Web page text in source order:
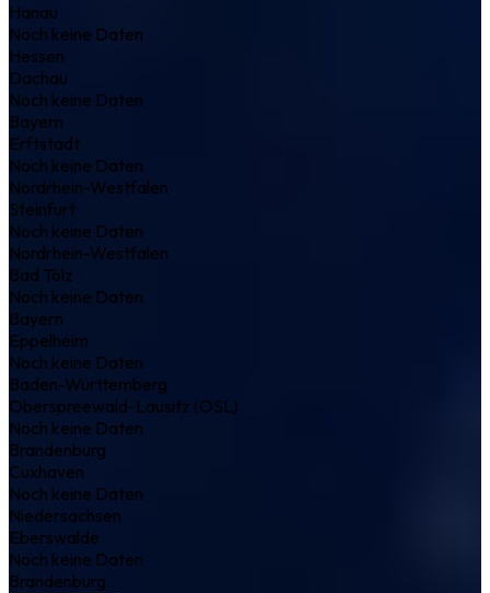
Hanau
Noch keine Daten
Hessen
Dachau
Noch keine Daten
Bayern
Erftstadt
Noch keine Daten
Nordrhein-Westfalen
Steinfurt
Noch keine Daten
Nordrhein-Westfalen
Bad Tölz
Noch keine Daten
Bayern
Eppelheim
Noch keine Daten
Baden-Württemberg
Oberspreewald-Lausitz (OSL)
Noch keine Daten
Brandenburg
Cuxhaven
Noch keine Daten
Niedersachsen
Eberswalde
Noch keine Daten
Brandenburg